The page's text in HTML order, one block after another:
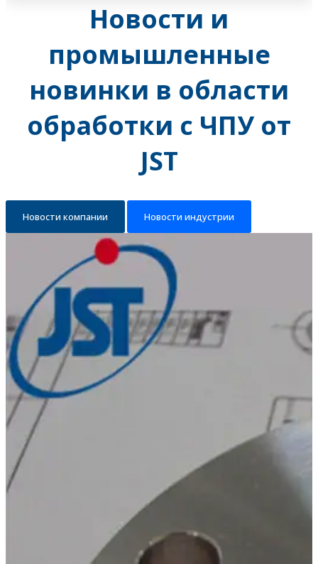
Новости и
промышленные
новинки в области
обработки с ЧПУ от
JST
Новости компании Новости индустрии